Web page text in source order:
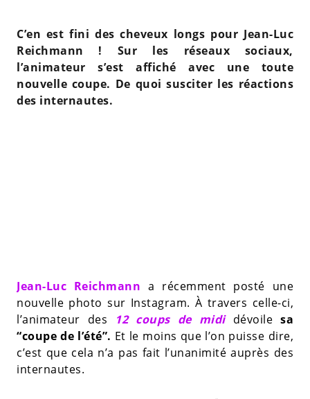
C’en est fini des cheveux longs pour Jean-Luc
Reichmann ! Sur les réseaux sociaux,
l’animateur s’est affiché avec une toute
nouvelle coupe. De quoi susciter les réactions
des internautes.
Jean-Luc Reichmann a récemment posté une
nouvelle photo sur Instagram. À travers celle-ci,
l’animateur des
12 coups de mididévoile sa
“coupe de l’été”. Et le moins que l’on puisse dire,
c’est que cela n’a pas fait l’unanimité auprès des
internautes.